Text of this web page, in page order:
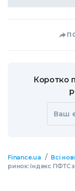
Коротко
Ваш
Finance.ua / Всі
ринок: Індекс ПФТС